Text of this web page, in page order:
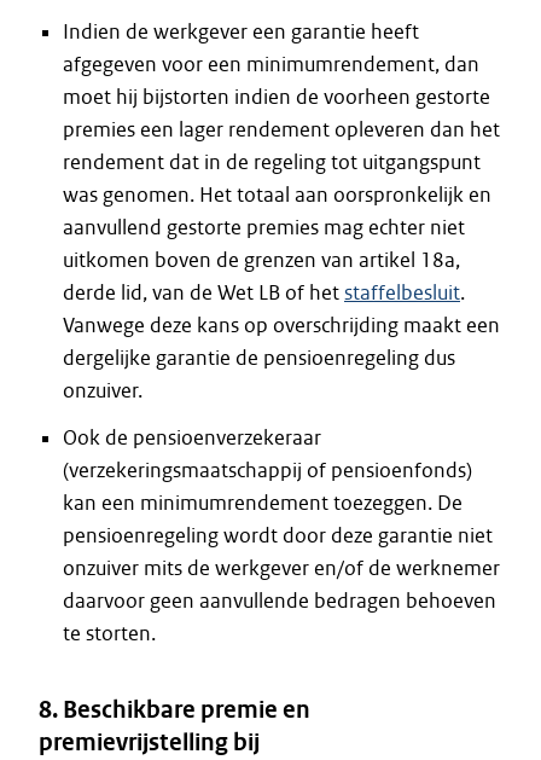
Indien de werkgever een garantie heeft
afgegeven voor een minimumrendement, dan
moet hij bijstorten indien de voorheen gestorte
premies een lager rendement opleveren dan het
rendement dat in de regeling tot uitgangspunt
was genomen. Het totaal aan oorspronkelijk en
aanvullend gestorte premies mag echter niet
uitkomen boven de grenzen van artikel 18a,
derde lid, van de Wet LB of hetstaffelbesluit.
Vanwege deze kans op overschrijding maakt een
dergelijke garantie de pensioenregeling dus
onzuiver.
Ook de pensioenverzekeraar
(verzekeringsmaatschappij of pensioenfonds)
kan een minimumrendement toezeggen. De
pensioenregeling wordt door deze garantie niet
onzuiver mits de werkgever en/of de werknemer
daarvoor geen aanvullende bedragen behoeven
te storten.
8. Beschikbare premie en
premievrijstelling bij